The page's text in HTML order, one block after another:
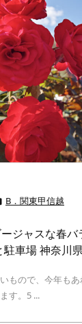
B．関東甲信越
ジャスな春
車場 神奈川
もので、今年も
す。5 ...